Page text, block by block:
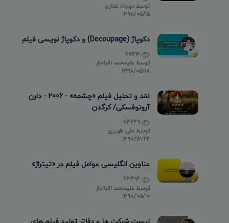
توسط مهرداد غفاری
۱۳۹۸/۰۵/۱۵
دکوپاژ (Decoupage) و دکوپاژ نویسی فیلم
توسطعلیمحمد اقبالدار
۱۳۹۸/۰۵/۱۸
نقد و تحلیل فیلم «چشمه» - 2006 - دارن
آرونوفسکی/ کرگدن
توسطعلی ظهیری
۱۳۹۸/۱۲/۲۲
عناوین انگلیسی عوامل فیلم در «تیتراژ»
توسطعلیمحمد اقبالدار
۱۳۹۸/۰۵/۱۰